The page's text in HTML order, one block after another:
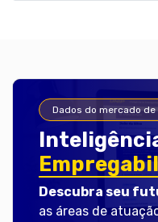
Dados do mercado
Descubra seu
as áreas de